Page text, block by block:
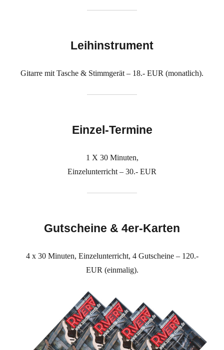
Leihinstrument
Gitarre mit Tasche & Stimmgerät – 18.- EUR (monatlich).
Einzel-Termine
1 X 30 Minuten,
Einzelunterricht – 30.- EUR
Gutscheine & 4er-Karten
4 x 30 Minuten, Einzelunterricht, 4 Gutscheine – 120.-
EUR (einmalig).